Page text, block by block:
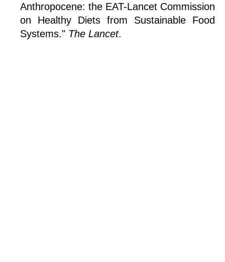
Anthropocene: the EAT-Lancet Commission
on Healthy Diets from Sustainable Food
Systems." The Lancet.